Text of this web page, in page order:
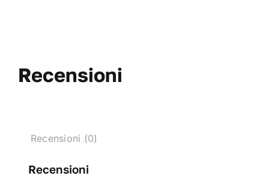
Recensioni
Recensioni (0)
Recensioni